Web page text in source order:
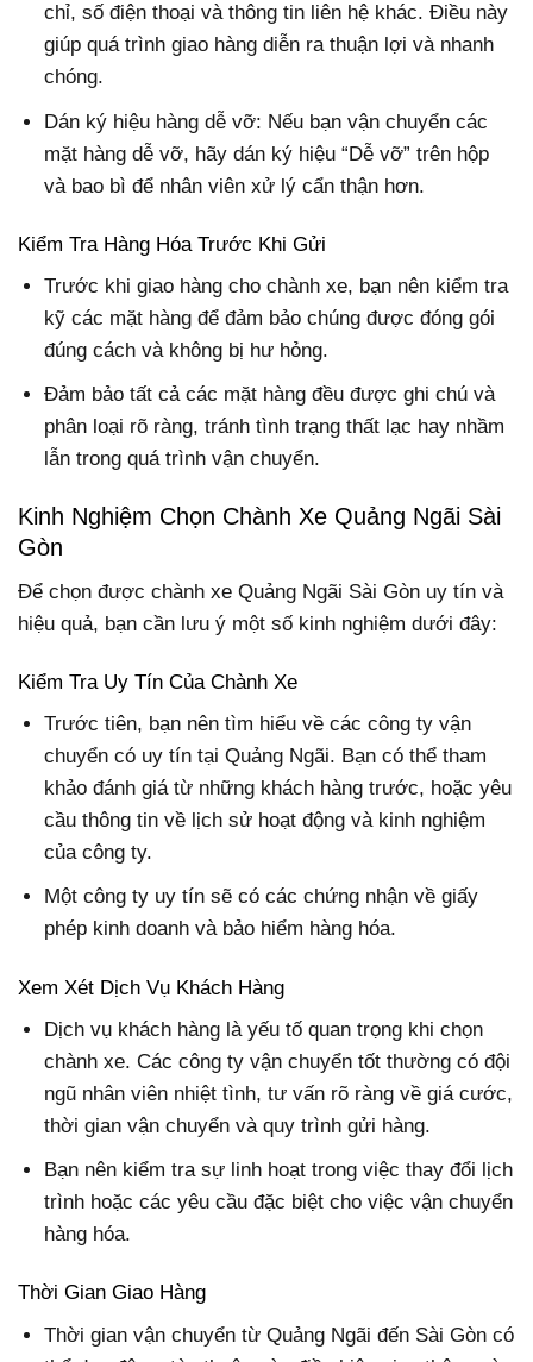
chỉ, số điện thoại và thông tin liên hệ khác. Điều này
giúp quá trình giao hàng diễn ra thuận lợi và nhanh
chóng.
Dán ký hiệu hàng dễ vỡ: Nếu bạn vận chuyển các
mặt hàng dễ vỡ, hãy dán ký hiệu “Dễ vỡ” trên hộp
và bao bì để nhân viên xử lý cẩn thận hơn.
Kiểm Tra Hàng Hóa Trước Khi Gửi
Trước khi giao hàng cho chành xe, bạn nên kiểm tra
kỹ các mặt hàng để đảm bảo chúng được đóng gói
đúng cách và không bị hư hỏng.
Đảm bảo tất cả các mặt hàng đều được ghi chú và
phân loại rõ ràng, tránh tình trạng thất lạc hay nhầm
lẫn trong quá trình vận chuyển.
Kinh Nghiệm Chọn Chành Xe Quảng Ngãi Sài
Gòn
Để chọn được chành xe Quảng Ngãi Sài Gòn uy tín và
hiệu quả, bạn cần lưu ý một số kinh nghiệm dưới đây:
Kiểm Tra Uy Tín Của Chành Xe
Trước tiên, bạn nên tìm hiểu về các công ty vận
chuyển có uy tín tại Quảng Ngãi. Bạn có thể tham
khảo đánh giá từ những khách hàng trước, hoặc yêu
cầu thông tin về lịch sử hoạt động và kinh nghiệm
của công ty.
Một công ty uy tín sẽ có các chứng nhận về giấy
phép kinh doanh và bảo hiểm hàng hóa.
Xem Xét Dịch Vụ Khách Hàng
Dịch vụ khách hàng là yếu tố quan trọng khi chọn
chành xe. Các công ty vận chuyển tốt thường có đội
ngũ nhân viên nhiệt tình, tư vấn rõ ràng về giá cước,
thời gian vận chuyển và quy trình gửi hàng.
Bạn nên kiểm tra sự linh hoạt trong việc thay đổi lịch
trình hoặc các yêu cầu đặc biệt cho việc vận chuyển
hàng hóa.
Thời Gian Giao Hàng
Thời gian vận chuyển từ Quảng Ngãi đến Sài Gòn có